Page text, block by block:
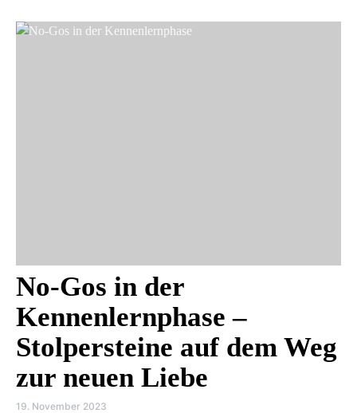
No-Gos in der
Kennenlernphase –
Stolpersteine auf dem Weg
zur neuen Liebe
19. November 2023